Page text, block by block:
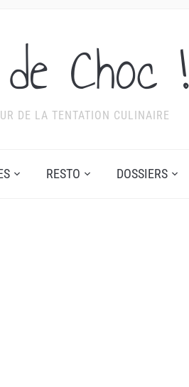
Choc !
DE LA TENTATION CULINAIRE
RESTO DOSSIERS